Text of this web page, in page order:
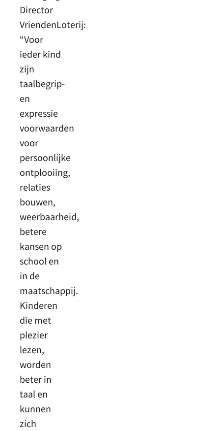
Director
VriendenLoterij:
“Voor
ieder kind
zijn
taalbegrip-
en
expressie
voorwaarden
voor
persoonlijke
ontplooiing,
relaties
bouwen,
weerbaarheid,
betere
kansen op
school en
in de
maatschappij.
Kinderen
die met
plezier
lezen,
worden
beter in
taal en
kunnen
zich